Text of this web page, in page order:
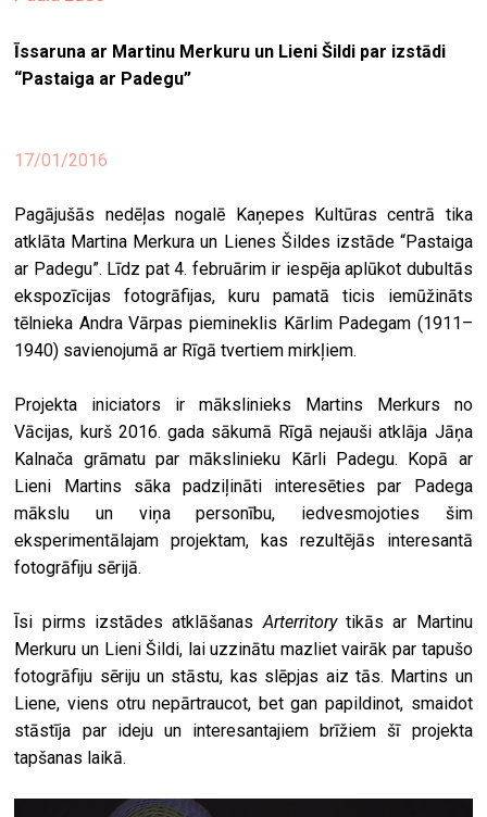
par
meklēt
Īssaruna ar Martinu Merkuru un Lieni Šildi par izstādi
“Pastaiga ar Padegu”
17/01/2016
Pagājušās nedēļas nogalē Kaņepes Kultūras centrā tika
atklāta Martina Merkura un Lienes Šildes izstāde “Pastaiga
ar Padegu”. Līdz pat 4. februārim ir iespēja aplūkot dubultās
ekspozīcijas fotogrāfijas, kuru pamatā ticis iemūžināts
tēlnieka Andra Vārpas piemineklis Kārlim Padegam (1911–
1940) savienojumā ar Rīgā tvertiem mirkļiem.
Projekta iniciators ir mākslinieks Martins Merkurs no
Vācijas, kurš 2016. gada sākumā Rīgā nejauši atklāja Jāņa
Kalnača grāmatu par mākslinieku Kārli Padegu. Kopā ar
Lieni Martins sāka padziļināti interesēties par Padega
mākslu un viņa personību, iedvesmojoties šim
eksperimentālajam projektam, kas rezultējās interesantā
fotogrāfiju sērijā.
Īsi pirms izstādes atklāšanasArterritorytikās ar Martinu
Merkuru un Lieni Šildi, lai uzzinātu mazliet vairāk par tapušo
fotogrāfiju sēriju un stāstu, kas slēpjas aiz tās. Martins un
Liene, viens otru nepārtraucot, bet gan papildinot, smaidot
stāstīja par ideju un interesantajiem brīžiem šī projekta
tapšanas laikā.